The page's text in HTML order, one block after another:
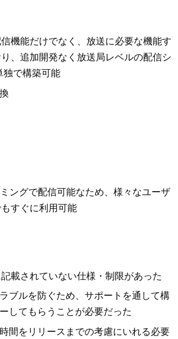
機能だけでなく、放送に必要な機能す
、追加開発なく放送局レベルの配信シ
独で構築可能
ングで配信可能なため、様々なユーザ
すぐに利用可能
載されていない仕様・制限があった
ブルを防ぐため、サポートを通して構
してもらうことが必要だった
間をリリースまでの考慮にいれる必要